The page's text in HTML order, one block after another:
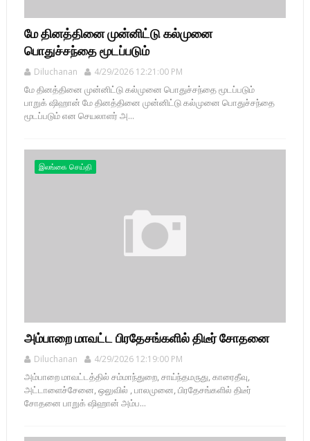
மே தினத்தினை முன்னிட்டு கல்முனை
பொதுச்சந்தை மூடப்படும்
Diluchanan 4/29/2026 12:21:00 PM
மே தினத்தினை முன்னிட்டு கல்முனை பொதுச்சந்தை மூடப்படும்
பாறுக் ஷிஹான் மே தினத்தினை முன்னிட்டு கல்முனை பொதுச்சந்தை
மூடப்படும் என செயலாளர் அ...
இலங்கை செய்தி
அம்பாறை மாவட்ட பிரதேசங்களில் திடீர் சோதனை
Diluchanan 4/29/2026 12:19:00 PM
அம்பாறை மாவட்டத்தில் சம்மாந்துறை, சாய்ந்தமருது, காரைதீவு,
அட்டாளைச்சேனை, ஒலுவில் , பாலமுனை, பிரதேசங்களில் திடீர்
சோதனை பாறுக் ஷிஹான் அம்ப...